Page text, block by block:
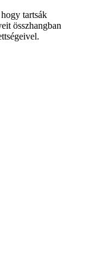
tartsák
összhangban